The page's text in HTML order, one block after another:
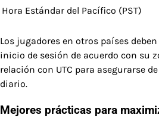
Hora Estándar del Pacífico (PST)
Los jugadores en otros países
inicio de sesión de acuerdo con su
relación con UTC para asegurarse
diario.
Mejores prácticas para